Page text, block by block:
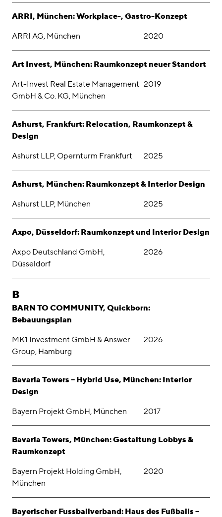
ARRI, München: Workplace-, Gastro-Konzept
ARRI AG, München 2020
Art Invest, München: Raumkonzept neuer Standort
Art-Invest Real Estate Management
GmbH & Co. KG, München
2019
Ashurst, Frankfurt: Relocation, Raumkonzept &
Design
Ashurst LLP, Opernturm Frankfurt 2025
Ashurst, München: Raumkonzept & Interior Design
Ashurst LLP, München 2025
Axpo, Düsseldorf: Raumkonzept und Interior Design
Axpo Deutschland GmbH,
Düsseldorf
2026
B
BARN TO COMMUNITY, Quickborn:
Bebauungsplan
MK1 Investment GmbH & Answer
Group, Hamburg
2026
Bavaria Towers – Hybrid Use, München: Interior
Design
Bayern Projekt GmbH, München 2017
Bavaria Towers, München: Gestaltung Lobbys &
Raumkonzept
Bayern Projekt Holding GmbH,
München
2020
Bayerischer Fussballverband: Haus des Fußballs –